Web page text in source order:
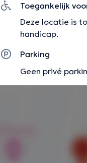
Toegankelijk
Deze locatie is
handicap.
Parking
Geen privé